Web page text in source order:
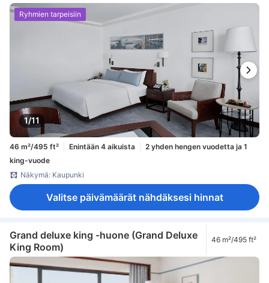
1/11
Ryhmien tarpeisiin
46 m²/495 ft² Enintään 4 aikuista
2 yhden hengen vuodetta ja 1
king-vuode
Näkymä: Kaupunki
Valitse päivämäärät nähdäksesi hinnat
Grand deluxe king -huone (Grand Deluxe
King Room)
46 m²/495 ft²